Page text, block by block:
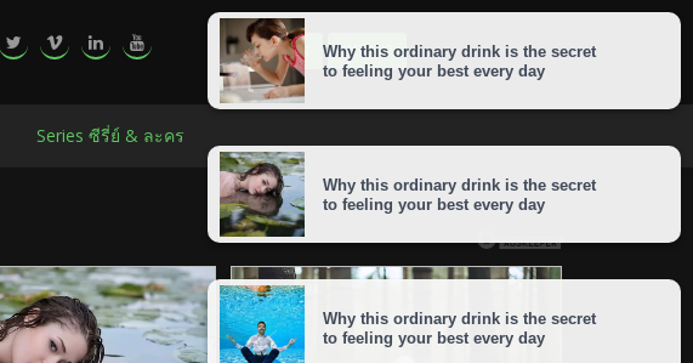
LOGIN SIGNUP
Series ซีรี่ย์ & ละคร